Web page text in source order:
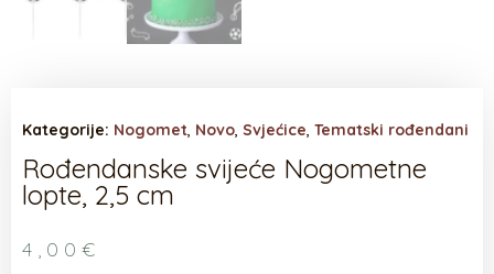
Kategorije: Nogomet, Novo, Svjećice, Tematski rođendani
Rođendanske svijeće Nogometne
lopte, 2,5 cm
4,00 €